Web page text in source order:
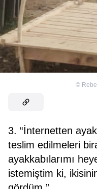
©
3. “İnternetten
teslim edilmeleri
ayakkabılarımı
istemiştim ki,